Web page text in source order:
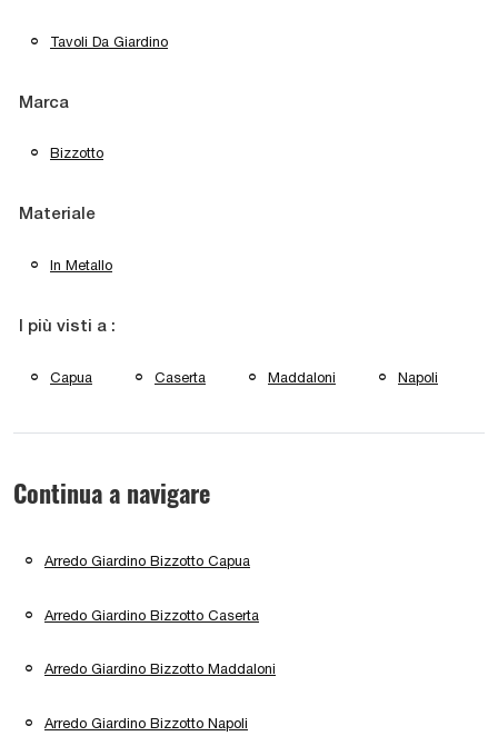
Tavoli Da Giardino
Marca
Bizzotto
Materiale
In Metallo
I più visti a :
Capua Caserta Maddaloni Napoli
Continua a navigare
Arredo Giardino Bizzotto Capua
Arredo Giardino Bizzotto Caserta
Arredo Giardino Bizzotto Maddaloni
Arredo Giardino Bizzotto Napoli